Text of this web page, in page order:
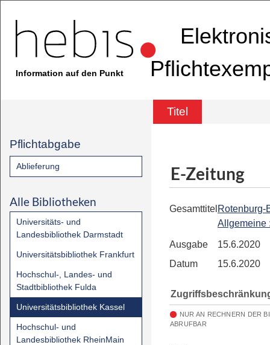
Information auf den Punkt
Titel
Pflichtabgabe
Ablieferung
Alle Bibliotheken
Universitäts- und
Landesbibliothek Darmstadt
Universitätsbibliothek Frankfurt
Hochschul-, Landes- und
Stadtbibliothek Fulda
Universitätsbibliothek Kassel
Hochschul- und
Landesbibliothek RheinMain
E-Zeitung
Gesamttitel Rotenburg-
Allgemeine
Ausgabe
15.6.2020
Datum
15.6.2020
NUR AN RECHNERN DER
ABRUFBAR